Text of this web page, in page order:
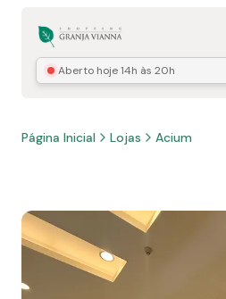
Aberto hoje14h às 20h
Página Inicial Lojas
Acium